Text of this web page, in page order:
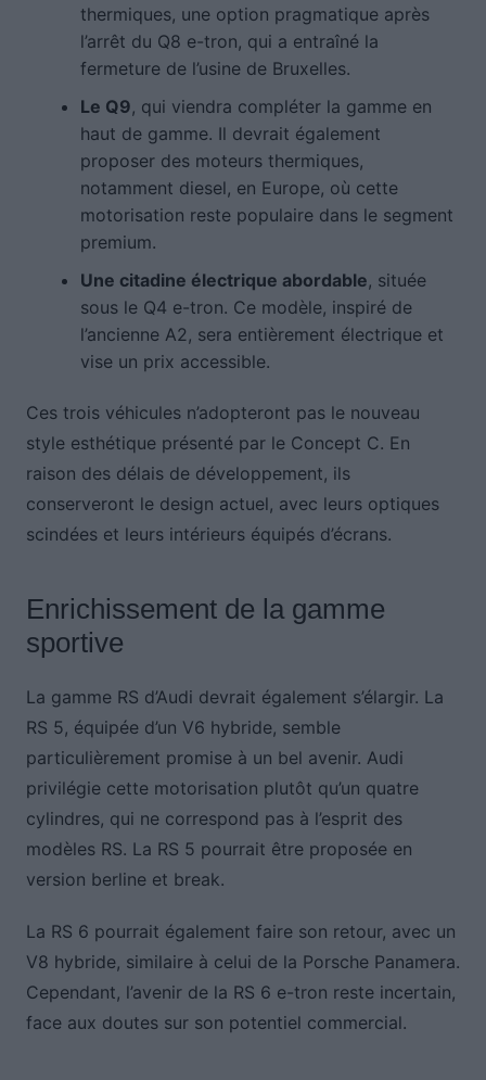
thermiques, une option pragmatique après
l’arrêt du Q8 e-tron, qui a entraîné la
fermeture de l’usine de Bruxelles.
Le Q9, qui viendra compléter la gamme en
haut de gamme. Il devrait également
proposer des moteurs thermiques,
notamment diesel, en Europe, où cette
motorisation reste populaire dans le segment
premium.
Une citadine électrique abordable, située
sous le Q4 e-tron. Ce modèle, inspiré de
l’ancienne A2, sera entièrement électrique et
vise un prix accessible.
Ces trois véhicules n’adopteront pas le nouveau
style esthétique présenté par le Concept C. En
raison des délais de développement, ils
conserveront le design actuel, avec leurs optiques
scindées et leurs intérieurs équipés d’écrans.
Enrichissement de la gamme
sportive
La gamme RS d’Audi devrait également s’élargir. La
RS 5, équipée d’un V6 hybride, semble
particulièrement promise à un bel avenir. Audi
privilégie cette motorisation plutôt qu’un quatre
cylindres, qui ne correspond pas à l’esprit des
modèles RS. La RS 5 pourrait être proposée en
version berline et break.
La RS 6 pourrait également faire son retour, avec un
V8 hybride, similaire à celui de la Porsche Panamera.
Cependant, l’avenir de la RS 6 e-tron reste incertain,
face aux doutes sur son potentiel commercial.